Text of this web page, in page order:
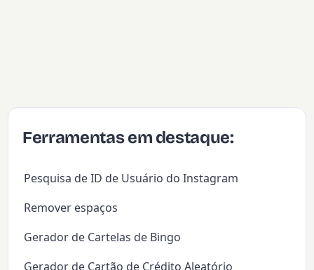
Ferramentas em destaque:
Pesquisa de ID de Usuário do Instagram
Remover espaços
Gerador de Cartelas de Bingo
Gerador de Cartão de Crédito Aleatório